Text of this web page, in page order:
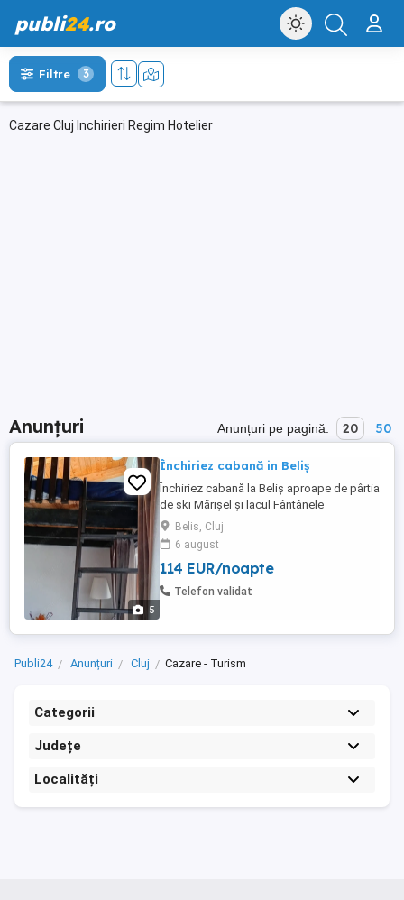
publi24.ro
Cazare Cluj Inchirieri Regim Hotelier
Filtre 3
Anunțuri Anunțuri pe pagină: 20 50
5
Închiriez cabană in Beliș
Închiriez cabană la Beliș aproape de pârtia
de ski Mărișel și lacul Fântânele
Belis, Cluj
6 august
114 EUR/noapte
Telefon validat
Publi24 Anunțuri Cluj Cazare - Turism
Categorii
Județe
Localități